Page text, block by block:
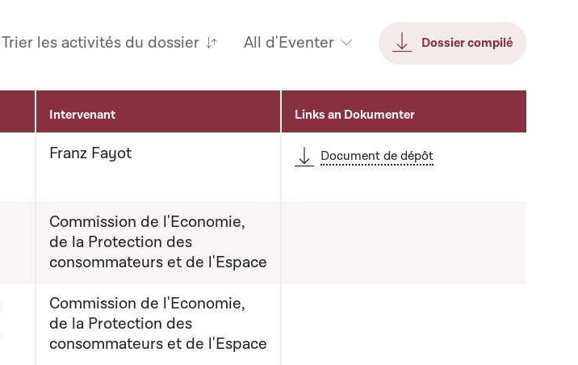
Trier les activités du dossier All d'Eventer Dossier compilé
Intervenant Links an Dokumenter
Franz Fayot Document de dépôt
Commission de l'Economie,
de la Protection des
consommateurs et de l'Espace
Commission de l'Economie,
de la Protection des
consommateurs et de l'Espace